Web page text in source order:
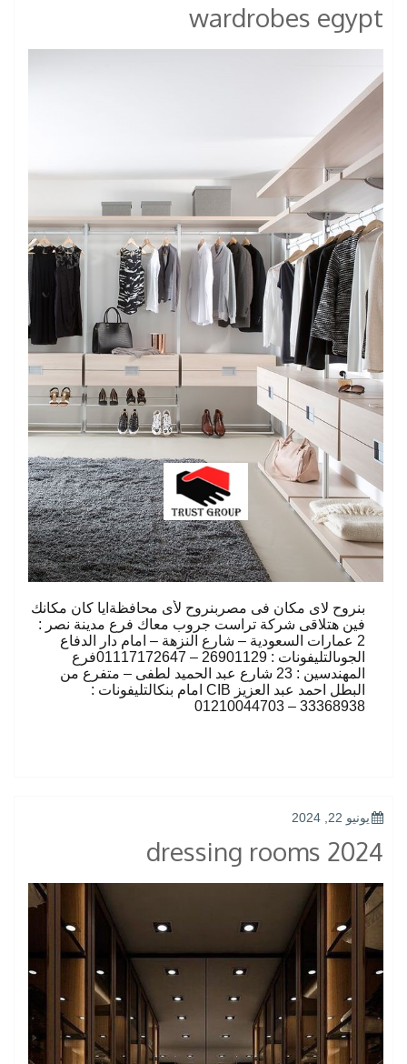
wardrobes egypt
بنروح لاى مكان فى مصربنروح لأى محافظةايا كان مكانك
فين هتلاقى شركة تراست جروب معاك فرع مدينة نصر :
2 عمارات السعودية – شارع النزهة – امام دار الدفاع
الجوىالتليفونات : 26901129 – 01117172647فرع
المهندسين : 23 شارع عبد الحميد لطفى – متفرع من
البطل احمد عبد العزيز CIB امام بنكالتليفونات :
33368938 – 01210044703
POSTED
يونيو 22, 2024
dressing rooms 2024